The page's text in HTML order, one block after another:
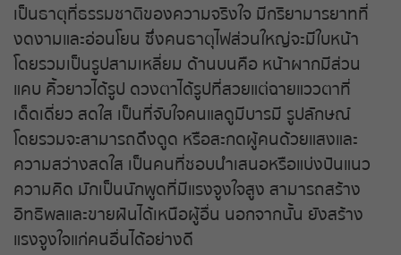
เป็นธาตุที่ธรรมชาติของความจริงใจ มีกริยามารยาทที่
งดงามและอ่อนโยน ซึ่งคนธาตุไฟส่วนใหญ่จะมีใบหน้า
โดยรวมเป็นรูปสามเหลี่ยม ด้านบนคือ หน้าผากมีส่วน
แคบ คิ้วยาวได้รูป ดวงตาได้รูปที่สวยแต่ฉายแววตาที่
เด็ดเดี่ยว สดใส เป็นที่จับใจคนแลดูมีบารมี รูปลักษณ์
โดยรวมจะสามารถดึงดูด หรือสะกดผู้คนด้วยแสงและ
ความสว่างสดใส เป็นคนที่ชอบนำเสนอหรือแบ่งปันแนว
ความคิด มักเป็นนักพูดที่มีแรงจูงใจสูง สามารถสร้าง
อิทธิพลและขายฝันได้เหนือผู้อื่น นอกจากนั้น ยังสร้าง
แรงจูงใจแก่คนอื่นได้อย่างดี